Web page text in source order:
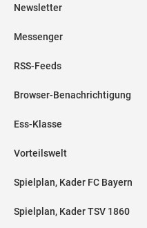
Newsletter
Messenger
RSS-Feeds
Browser-Benachrichtigung
Ess-Klasse
Vorteilswelt
Spielplan, Kader FC Bayern
Spielplan, Kader TSV 1860